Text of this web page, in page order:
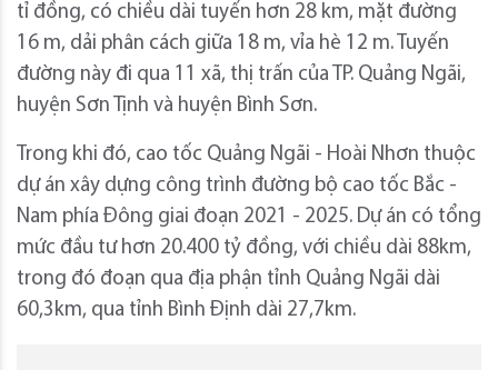
tỉ đồng, có chiều dài tuyến hơn 28 km, mặt đường
16 m, dải phân cách giữa 18 m, vỉa hè 12 m. Tuyến
đường này đi qua 11 xã, thị trấn của TP. Quảng Ngãi,
huyện Sơn Tịnh và huyện Bình Sơn.
Trong khi đó, cao tốc Quảng Ngãi - Hoài Nhơn thuộc
dự án xây dựng công trình đường bộ cao tốc Bắc -
Nam phía Đông giai đoạn 2021 - 2025. Dự án có tổng
mức đầu tư hơn 20.400 tỷ đồng, với chiều dài 88km,
trong đó đoạn qua địa phận tỉnh Quảng Ngãi dài
60,3km, qua tỉnh Bình Định dài 27,7km.